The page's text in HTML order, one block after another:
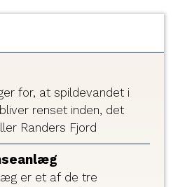
for, at spildevandet i
renset inden, det
Randers Fjord
er et af de tre